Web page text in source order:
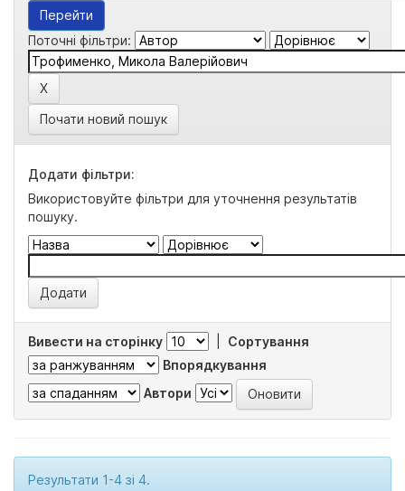
Поточні фільтри:
Почати новий пошук
Додати фільтри:
Використовуйте фільтри для уточнення результатів
пошуку.
Вивести на сторінку
Сортування
Впорядкування
Автори
Результати 1-4 зі 4.